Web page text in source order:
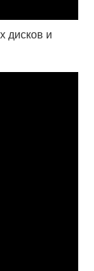
дисков и